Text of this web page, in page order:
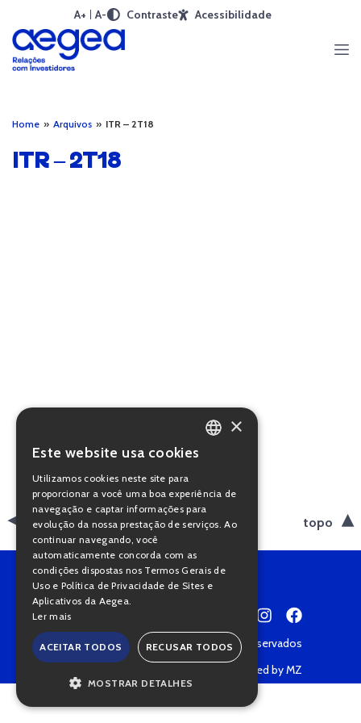
A+ A- Contraste Acessibilidade
Home » Arquivos » ITR – 2T18
ITR – 2T18
voltar topo
Copyright © 2022 • Todos os direitos reservados
Powered by MZ
PORTUGUESE
×
Este website usa cookies
Utilizamos cookies neste site para
proporcionar a você uma boa experiência de
navegação e captar informações para
evolução da nossa prestação de serviços. Ao
continuar navegando, você
automaticamente concorda com as
condições dispostas nos Termos Gerais de
Uso e Política de Privacidade de Sites e
Aplicativos da Aegea.
Ler mais
ACEITAR TODOS RECUSAR TODOS
MOSTRAR DETALHES